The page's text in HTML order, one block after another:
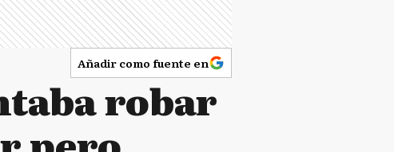
Añadir como fuente en
robar